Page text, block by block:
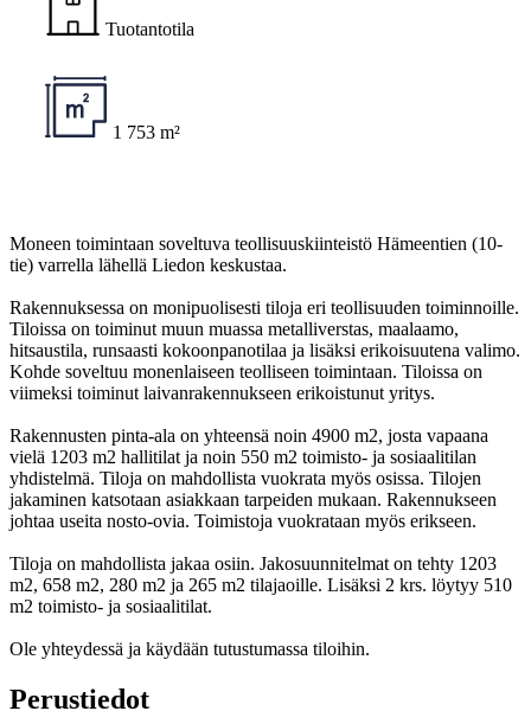
Tuotantotila
1 753 m²
Moneen toimintaan soveltuva teollisuuskiinteistö Hämeentien (10-
tie) varrella lähellä Liedon keskustaa.
Rakennuksessa on monipuolisesti tiloja eri teollisuuden toiminnoille.
Tiloissa on toiminut muun muassa metalliverstas, maalaamo,
hitsaustila, runsaasti kokoonpanotilaa ja lisäksi erikoisuutena valimo.
Kohde soveltuu monenlaiseen teolliseen toimintaan. Tiloissa on
viimeksi toiminut laivanrakennukseen erikoistunut yritys.
Rakennusten pinta-ala on yhteensä noin 4900 m2, josta vapaana
vielä 1203 m2 hallitilat ja noin 550 m2 toimisto- ja sosiaalitilan
yhdistelmä. Tiloja on mahdollista vuokrata myös osissa. Tilojen
jakaminen katsotaan asiakkaan tarpeiden mukaan. Rakennukseen
johtaa useita nosto-ovia. Toimistoja vuokrataan myös erikseen.
Tiloja on mahdollista jakaa osiin. Jakosuunnitelmat on tehty 1203
m2, 658 m2, 280 m2 ja 265 m2 tilajaoille. Lisäksi 2 krs. löytyy 510
m2 toimisto- ja sosiaalitilat.
Ole yhteydessä ja käydään tutustumassa tiloihin.
Perustiedot